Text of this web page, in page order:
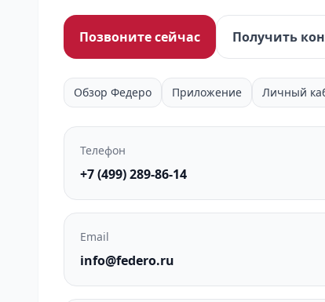
Позвоните сейчас Получить
Обзор Федеро Приложение Личный
Телефон
+7 (499) 289-86-14
Email
info@federo.ru